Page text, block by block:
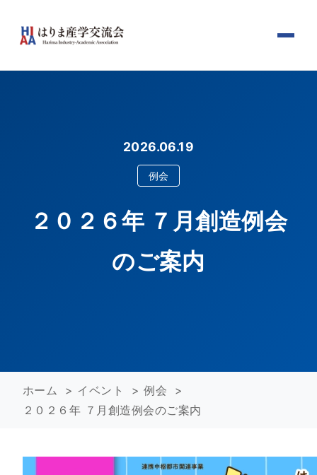
2026.06.19
例会
２０２６年 ７月創造例会
のご案内
ホーム > イベント >例会
>
２０２６年 ７月創造例会のご案内